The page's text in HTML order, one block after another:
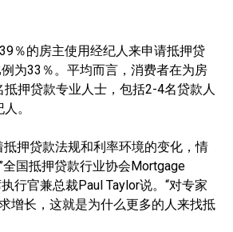
％的房主使用经纪人来申请抵押贷
为33％。平均而言，消费者在为房
押贷款专业人士，包括2-4名贷款人
。
抵押贷款法规和利率环境的变化，情
国抵押贷款行业协会Mortgage
行官兼总裁Paul Taylor说。“对专家
增长，这就是为什么更多的人来找抵